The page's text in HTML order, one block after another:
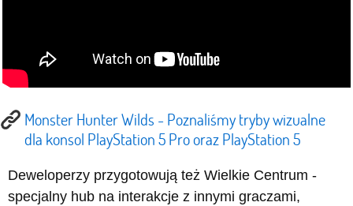
Monster Hunter Wilds - Poznaliśmy tryby wizualne
dla konsol PlayStation 5 Pro oraz PlayStation 5
Deweloperzy przygotowują też Wielkie Centrum -
specjalny hub na interakcje z innymi graczami,